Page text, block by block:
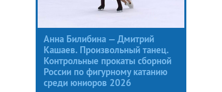
Анна Билибина — Дмитрий
Кашаев. Произвольный танец.
Контрольные прокаты сборной
России по фигурному катанию
среди юниоров 2026